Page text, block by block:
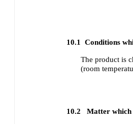
10.1 Conditions
The product is
(room
10.2 Matter which